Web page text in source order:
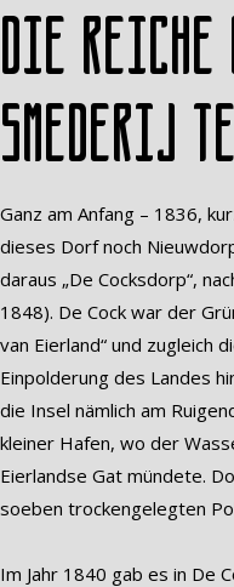
Die reiche
Smederij
Ganz am Anfang – 1836,
dieses Dorf noch
daraus „De Cocksdorp“,
1848). De Cock war der
van Eierland“ und zugleich
Einpolderung des Landes
die Insel nämlich am
kleiner Hafen, wo der
Eierlandse Gat mündete.
soeben trockengelegten
Im Jahr 1840 gab es in De